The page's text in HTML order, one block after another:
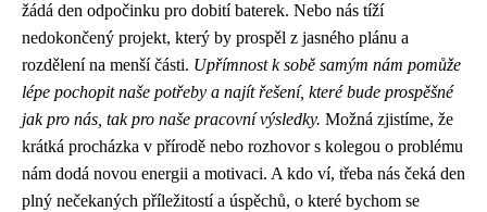
žádá den odpočinku pro dobití baterek. Nebo nás tíží
nedokončený projekt, který by prospěl z jasného plánu a
rozdělení na menší části. Upřímnost k sobě samým nám pomůže
lépe pochopit naše potřeby a najít řešení, které bude prospěšné
jak pro nás, tak pro naše pracovní výsledky. Možná zjistíme, že
krátká procházka v přírodě nebo rozhovor s kolegou o problému
nám dodá novou energii a motivaci. A kdo ví, třeba nás čeká den
plný nečekaných příležitostí a úspěchů, o které bychom se